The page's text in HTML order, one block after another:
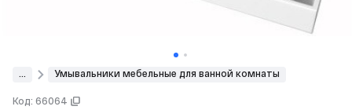
Умывальники мебельные для ванной комнаты
Код: 66064